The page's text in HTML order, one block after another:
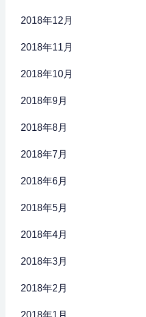
2018年12月
2018年11月
2018年10月
2018年9月
2018年8月
2018年7月
2018年6月
2018年5月
2018年4月
2018年3月
2018年2月